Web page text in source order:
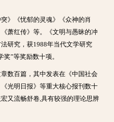
》《忧郁的灵魂》《众神的肖
萧红传》等。《文明与愚昧的冲
研究，获1988年当代文学研究
”等奖励数十项。
数百篇，其中发表在《中国社会
光明日报》等重大核心报刊数十
又流畅舒卷,具有较强的理论思辨